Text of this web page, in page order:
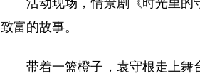
活动现场，情景剧《时光里
致富的故事。
带着一篮橙子，袁守根走上舞